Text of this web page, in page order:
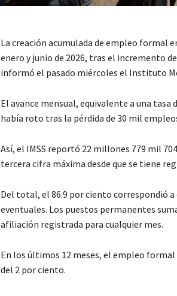
La creación acumulada de empleo formal
enero y junio de 2026, tras el incremento
informó el pasado miércoles el Instituto
El avance mensual, equivalente a una
había roto tras la pérdida de 30 mil
Así, el IMSS reportó 22 millones 779 mil
tercera cifra máxima desde que se tiene
Del total, el 86.9 por ciento correspondió
eventuales. Los puestos permanentes
afiliación registrada para cualquier mes.
En los últimos 12 meses, el empleo
del 2 por ciento.